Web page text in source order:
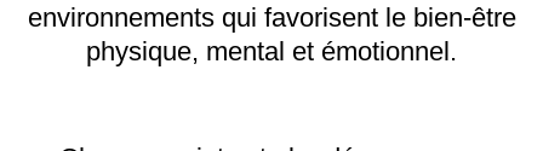
environnements qui favorisent le bien-être
physique, mental et émotionnel.